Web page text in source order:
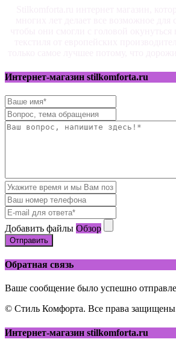
Интернет-магазин stilkomforta.ru
Добавить файлы Обзор
Отправить
Обратная связь
Ваше сообщение было успешно
© Стиль Комфорта. Все права
Интернет-магазин stilkomforta.ru